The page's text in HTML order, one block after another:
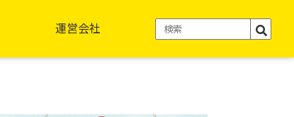
運営会社